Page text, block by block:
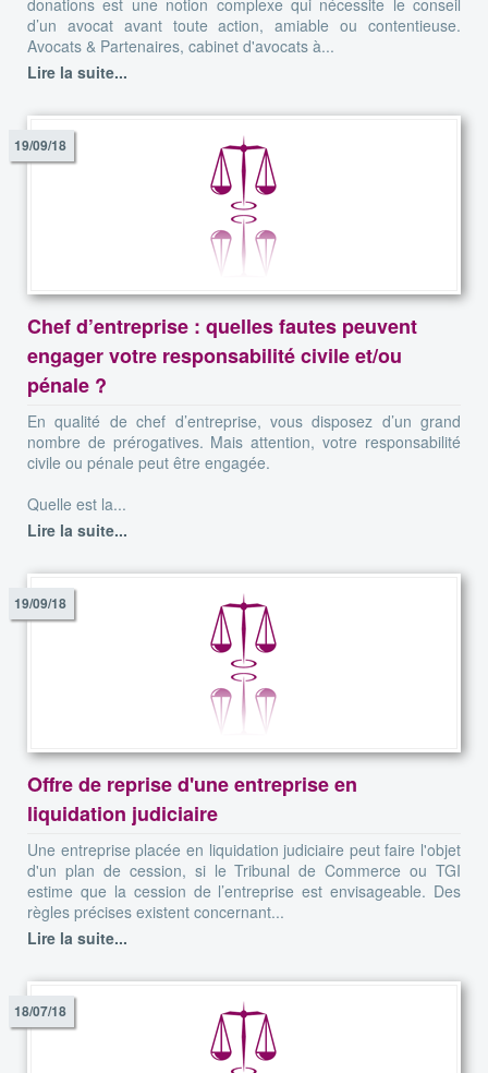
d’un avocat avant toute action, amiable ou contentieuse.
Avocats & Partenaires, cabinet d'avocats à...
Lire la suite...
19/09/18
Chef d’entreprise : quelles fautes peuvent
engager votre responsabilité civile et/ou
pénale ?
En qualité de chef d’entreprise, vous disposez d’un grand
nombre de prérogatives. Mais attention, votre responsabilité
civile ou pénale peut être engagée.
Quelle est la...
Lire la suite...
19/09/18
Offre de reprise d'une entreprise en
liquidation judiciaire
Une entreprise placée en liquidation judiciaire peut faire l'objet
d'un plan de cession, si le Tribunal de Commerce ou TGI
estime que la cession de l’entreprise est envisageable. Des
règles précises existent concernant...
Lire la suite...
18/07/18